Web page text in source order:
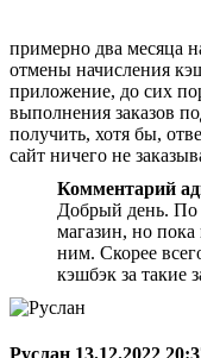
примерно два месяца
отмены начисления
приложение, до сих
выполнения заказов
получить, хотя бы,
сайт ничего не
Комментарий
Добрый день. По
магазин, но
ним. Скорее
кэшбэк за такие
Руслан 13.12.2022